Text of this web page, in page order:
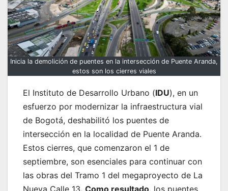
Inicia la demolición de puentes en la intersección de Puente Aranda,
estos son los cierres viales
El Instituto de Desarrollo Urbano (IDU), en un
esfuerzo por modernizar la infraestructura vial
de Bogotá, deshabilitó los puentes de
intersección en la localidad de Puente Aranda.
Estos cierres, que comenzaron el 1 de
septiembre, son esenciales para continuar con
las obras del Tramo 1 del megaproyecto de La